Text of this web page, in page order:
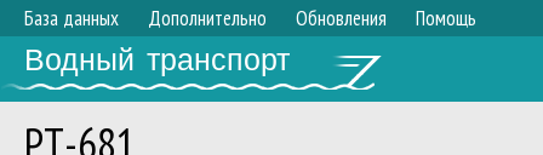
База данных Дополнительно Обновления Помощь
Водный транспорт
РТ-681